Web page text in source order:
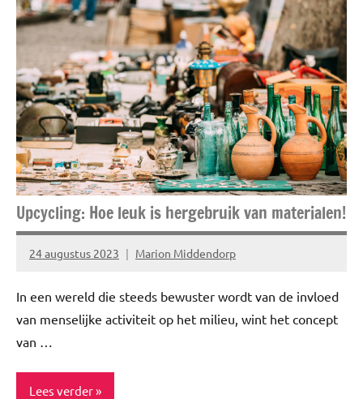
Enjoy
Inspiratie
Lifestyle
Story's
Upcycling: Hoe leuk is hergebruik van materialen!
24 augustus 2023 Marion Middendorp
Geen
In een wereld die steeds bewuster wordt van de invloed
van menselijke activiteit op het milieu, wint het concept
van …
Lees verder